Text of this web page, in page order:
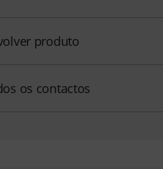
produto
os contactos